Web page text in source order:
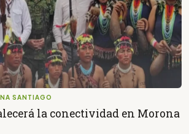
SANTIAGO
la conectividad en Morona